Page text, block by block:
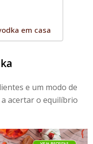
em casa
e um modo de
acertar o equilíbrio